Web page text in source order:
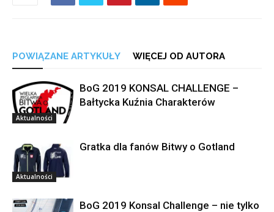
POWIĄZANE ARTYKUŁY WIĘCEJ OD AUTORA
Aktualności
BoG 2019 KONSAL CHALLENGE –
Bałtycka Kuźnia Charakterów
Aktualności
Gratka dla fanów Bitwy o Gotland
BoG 2019 Konsal Challenge – nie tylko